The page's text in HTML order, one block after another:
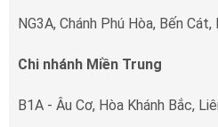
NG3A, Chánh Phú Hòa, Bến
Chi nhánh Miền Trung
B1A - Âu Cơ, Hòa Khánh Bắc,